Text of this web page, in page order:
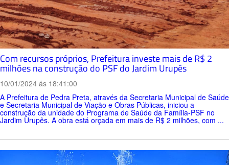
Com recursos próprios, Prefeitura investe mais de R$ 2
milhões na construção do PSF do Jardim Urupês
10/01/2024 ás 18:41:00
A Prefeitura de Pedra Preta, através da Secretaria Municipal de Saúde
e Secretaria Municipal de Viação e Obras Públicas, iniciou a
construção da unidade do Programa de Saúde da Família-PSF no
Jardim Urupês. A obra está orçada em mais de R$ 2 milhões, com ...